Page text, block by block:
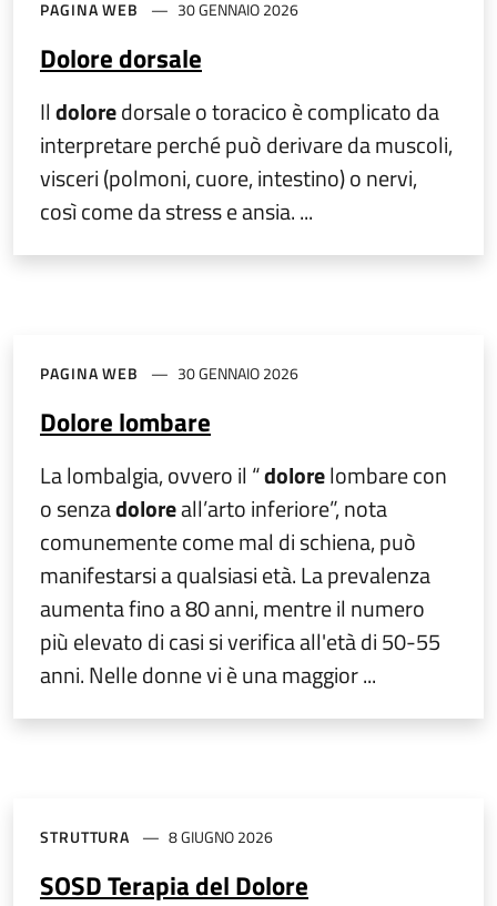
PAGINA WEB 30 GENNAIO 2026
Dolore dorsale
Ildoloredorsale o toracico è complicato da
interpretare perché può derivare da muscoli,
visceri (polmoni, cuore, intestino) o nervi,
così come da stress e ansia. ...
PAGINA WEB 30 GENNAIO 2026
Dolore lombare
La lombalgia, ovvero il “dolorelombare con
o senzadoloreall’arto inferiore”, nota
comunemente come mal di schiena, può
manifestarsi a qualsiasi età. La prevalenza
aumenta fino a 80 anni, mentre il numero
più elevato di casi si verifica all'età di 50-55
anni. Nelle donne vi è una maggior ...
STRUTTURA 8 GIUGNO 2026
SOSD Terapia del Dolore